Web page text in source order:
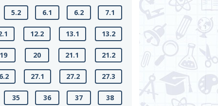
5.2 6.1 6.2 7.1
12.2 13.1 13.2
19 20 21.1 21.2
27.1 27.2 27.3
35 36 37 38